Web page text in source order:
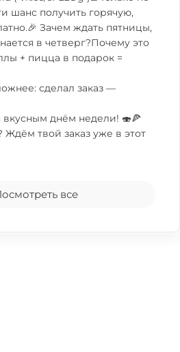
шанс получить горячую,
Зачем ждать пятницы,
в четверг?Почему это
+ пицца в подарок =
сделал заказ —
днём недели! 🍣🍕
Ждём твой заказ уже в этот
все